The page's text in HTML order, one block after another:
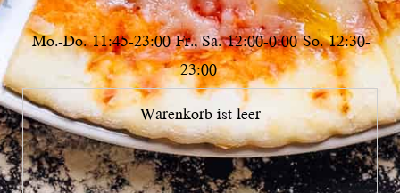
Mo.-Do. 11:45-23:00 Fr., Sa. 12:00-0:00 So. 12:30-
23:00
Warenkorb ist leer